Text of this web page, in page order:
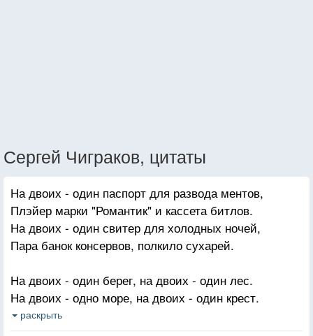
Сергей Чиграков, цитаты
На двоих - один паспорт для развода ментов,
Плэйер марки "Романтик" и кассета битлов.
На двоих - один свитер для холодных ночей,
Пара банок консервов, полкило сухарей.
На двоих - один берег, на двоих - один лес.
На двоих - одно море, на двоих - один крест.
Для двоих - один месяц и бутылка вина,
раскрыть